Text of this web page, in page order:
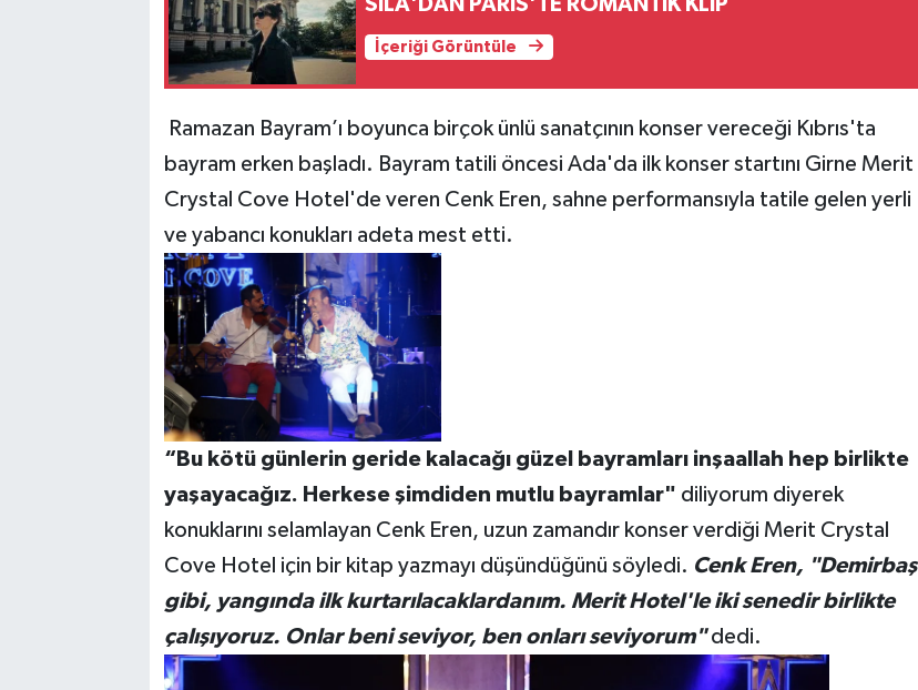
SILA'DAN PARİS'TE ROMANTİK KLİP
İçeriği Görüntüle
Ramazan Bayram’ı boyunca birçok ünlü sanatçının konser vereceği Kıbrıs'ta
bayram erken başladı. Bayram tatili öncesi Ada'da ilk konser startını Girne Merit
Crystal Cove Hotel'de veren Cenk Eren, sahne performansıyla tatile gelen yerli
ve yabancı konukları adeta mest etti.
“Bu kötü günlerin geride kalacağı güzel bayramları inşaallah hep birlikte
yaşayacağız. Herkese şimdiden mutlu bayramlar" diliyorum diyerek
konuklarını selamlayan Cenk Eren, uzun zamandır konser verdiği Merit Crystal
Cove Hotel için bir kitap yazmayı düşündüğünü söyledi. Cenk Eren, "Demirbaş
gibi, yangında ilk kurtarılacaklardanım. Merit Hotel'le iki senedir birlikte
çalışıyoruz. Onlar beni seviyor, ben onları seviyorum"dedi.